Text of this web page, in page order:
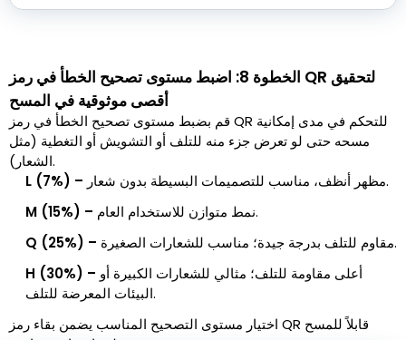
الخطوة 8: اضبط مستوى تصحيح الخطأ في رمز QR لتحقيق
أقصى موثوقية في المسح
قم بضبط مستوى تصحيح الخطأ في رمز QR للتحكم في مدى إمكانية
مسحه حتى لو تعرض جزء منه للتلف أو التشويش أو التغطية (مثل
الشعار).
L (7%) –
مظهر أنظف، مناسب للتصميمات البسيطة بدون شعار.
M (15%) –
نمط متوازن للاستخدام العام.
Q (25%) –
مقاوم للتلف بدرجة جيدة؛ مناسب للشعارات الصغيرة.
H (30%) – أعلى مقاومة للتلف؛ مثالي للشعارات الكبيرة أو
البيئات المعرضة للتلف.
اختيار مستوى التصحيح المناسب يضمن بقاء رمز QR قابلاً للمسح